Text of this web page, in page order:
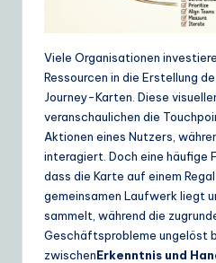
D
ai
ly
G
ui
d
Viele Organisationen
Ressourcen in die Erstellung
Journey-Karten. Diese
veranschaulichen die
Aktionen eines Nutzers,
interagiert. Doch eine häufige
dass die Karte auf einem
gemeinsamen Laufwerk liegt
sammelt, während die
Geschäftsprobleme ungelöst
zwischenErkenntnis und